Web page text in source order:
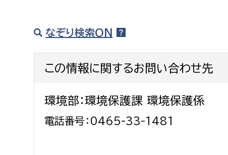
なぞり検索ON
この情報に関するお問い合わせ先
環境部：環境保護課 環境保護係
電話番号：0465-33-1481